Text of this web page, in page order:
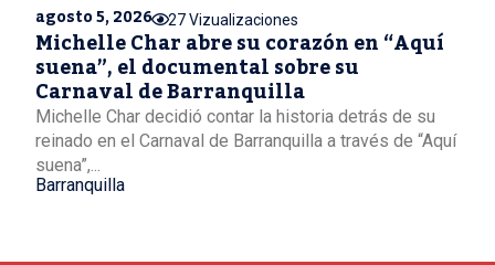
agosto 5, 2026 27 Vizualizaciones
Michelle Char abre su corazón en “Aquí
suena”, el documental sobre su
Carnaval de Barranquilla
Michelle Char decidió contar la historia detrás de su
reinado en el Carnaval de Barranquilla a través de “Aquí
suena”,...
Barranquilla